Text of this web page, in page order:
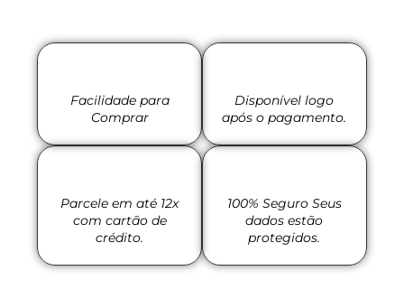
Facilidade para
Comprar
Disponível logo
após o pagamento.
Parcele em até 12x
com cartão de
crédito.
100% Seguro Seus
dados estão
protegidos.